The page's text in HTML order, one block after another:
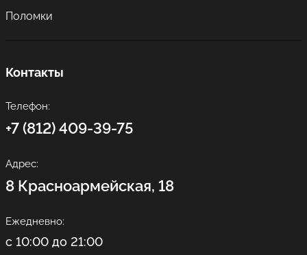
Поломки
Контакты
Телефон:
+7 (812) 409-39-75
Адрес:
8 Красноармейская, 18
Ежедневно:
с 10:00 до 21:00